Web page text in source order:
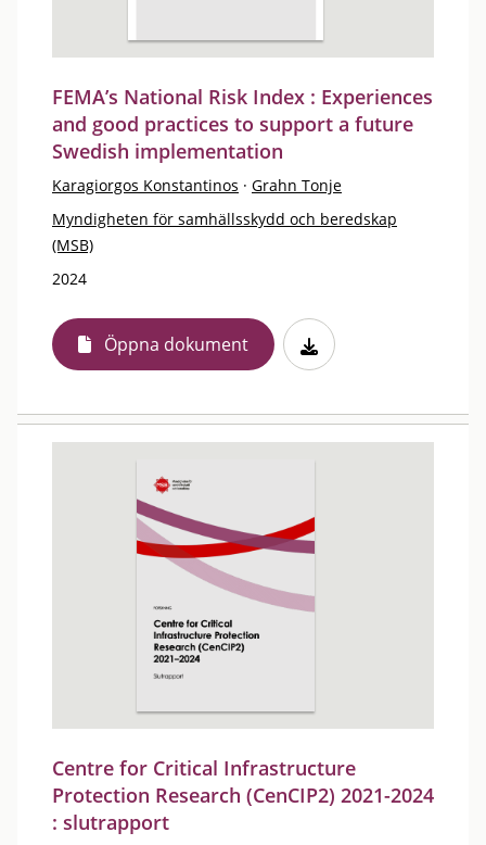
FEMA’s National Risk Index : Experiences
and good practices to support a future
Swedish implementation
Karagiorgos Konstantinos · Grahn Tonje
Myndigheten för samhällsskydd och beredskap
(MSB)
2024
Öppna dokument
Centre for Critical Infrastructure
Protection Research (CenCIP2) 2021-2024
: slutrapport